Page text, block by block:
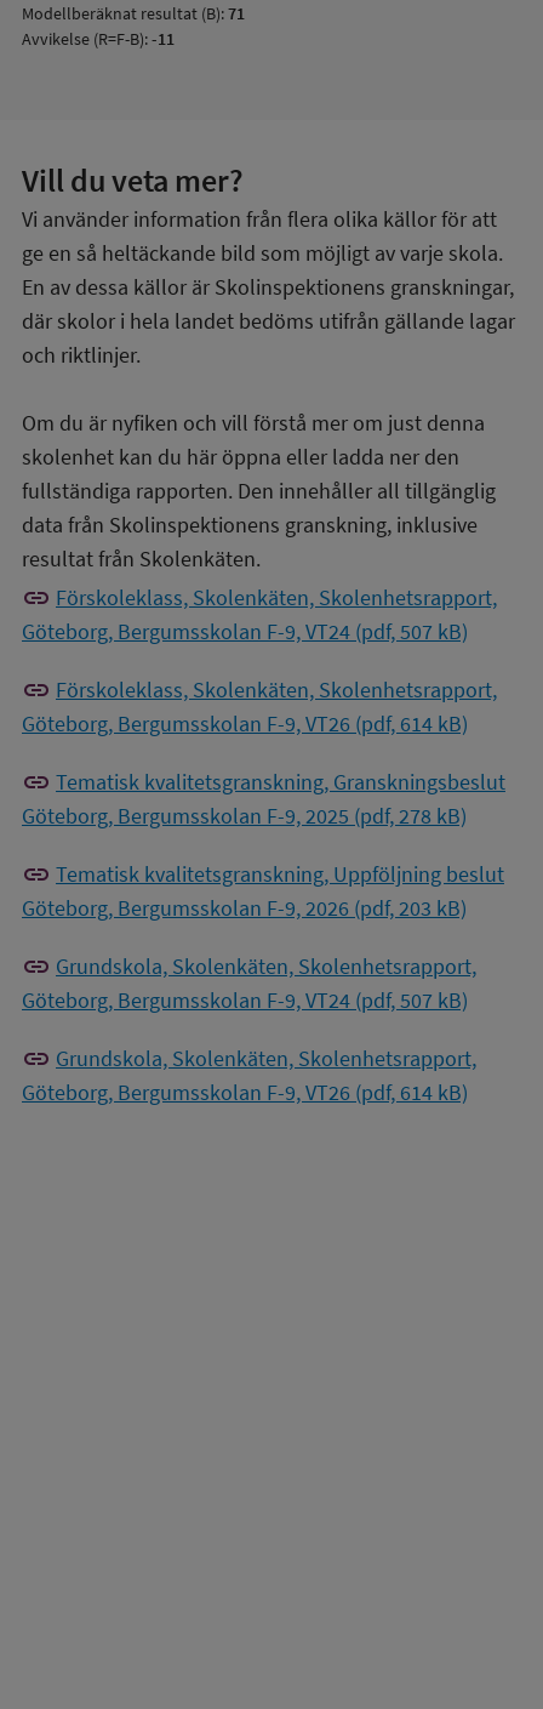
Modellberäknat resultat (B):71
Avvikelse (R=F-B):-11
Vill du veta mer?
Vi använder information från flera olika källor för att
ge en så heltäckande bild som möjligt av varje skola.
En av dessa källor är Skolinspektionens granskningar,
där skolor i hela landet bedöms utifrån gällande lagar
och riktlinjer.
Om du är nyfiken och vill förstå mer om just denna
skolenhet kan du här öppna eller ladda ner den
fullständiga rapporten. Den innehåller all tillgänglig
data från Skolinspektionens granskning, inklusive
resultat från Skolenkäten.
link Förskoleklass, Skolenkäten, Skolenhetsrapport,
Göteborg, Bergumsskolan F-9, VT24 (pdf, 507 kB)
link Förskoleklass, Skolenkäten, Skolenhetsrapport,
Göteborg, Bergumsskolan F-9, VT26 (pdf, 614 kB)
link Tematisk kvalitetsgranskning, Granskningsbeslut
Göteborg, Bergumsskolan F-9, 2025 (pdf, 278 kB)
link Tematisk kvalitetsgranskning, Uppföljning beslut
Göteborg, Bergumsskolan F-9, 2026 (pdf, 203 kB)
link Grundskola, Skolenkäten, Skolenhetsrapport,
Göteborg, Bergumsskolan F-9, VT24 (pdf, 507 kB)
link Grundskola, Skolenkäten, Skolenhetsrapport,
Göteborg, Bergumsskolan F-9, VT26 (pdf, 614 kB)